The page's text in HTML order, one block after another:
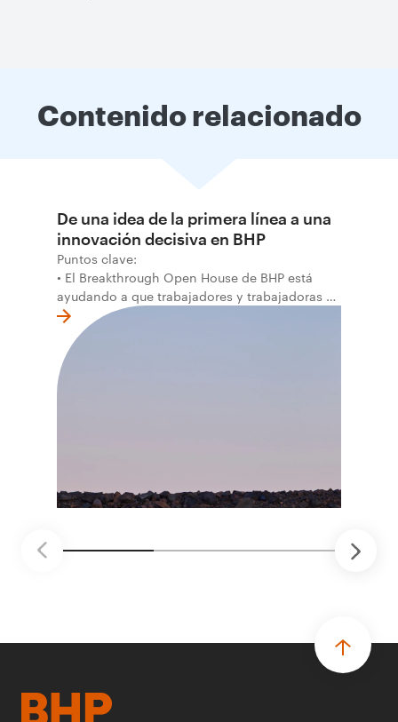
Contenido relacionado
De una idea de la primera línea a una
innovación decisiva en BHP
Puntos clave:
• El Breakthrough Open House de BHP está
ayudando a que trabajadores y trabajadoras de
la primera línea conviertan ideas prácticas en
soluciones probadas que pueden hacer el
trabajo más seguro, inteligente y productivo.
• El primer programa interno de innovación
recibió cerca de 1.000 postulaciones de
mantenimiento robótico, limpieza submarina y